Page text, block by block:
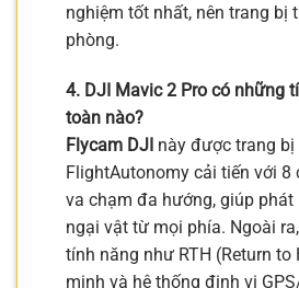
nghiệm tốt nhất, nên trang bị
phòng.
4. DJI Mavic 2 Pro có những
toàn nào?
Flycam DJI này được trang bị
FlightAutonomy cải tiến với 8
va chạm đa hướng, giúp phát
ngại vật từ mọi phía. Ngoài
tính năng như RTH (Return to
minh và hệ thống định vị